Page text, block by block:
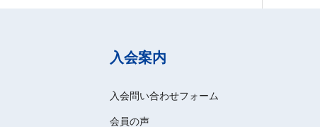
入会案内
入会問い合わせフォーム
会員の声